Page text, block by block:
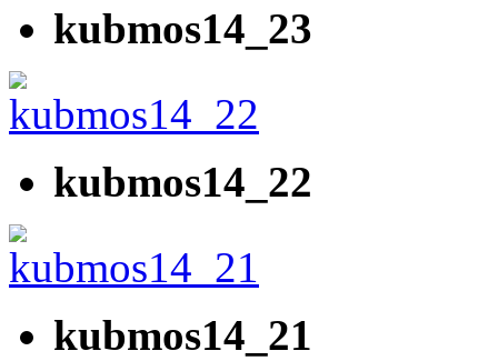
kubmos14_23
kubmos14_22
kubmos14_21